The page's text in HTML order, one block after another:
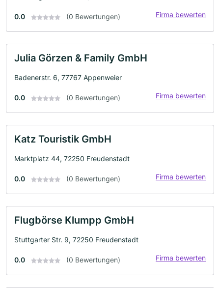
0.0 (0 Bewertungen) Firma bewerten
Julia Görzen & Family GmbH
Badenerstr. 6, 77767 Appenweier
0.0 (0 Bewertungen) Firma bewerten
Katz Touristik GmbH
Marktplatz 44, 72250 Freudenstadt
0.0 (0 Bewertungen) Firma bewerten
Flugbörse Klumpp GmbH
Stuttgarter Str. 9, 72250 Freudenstadt
0.0 (0 Bewertungen) Firma bewerten